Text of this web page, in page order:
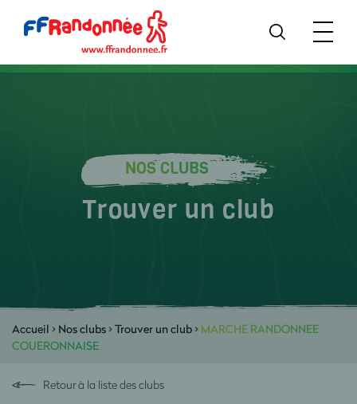
NOS CLUBS
Trouver un club
Accueil > Nos clubs>Trouver un club> MARCHE RANDONNEE
COUERONNAISE
Retour à la liste des clubs